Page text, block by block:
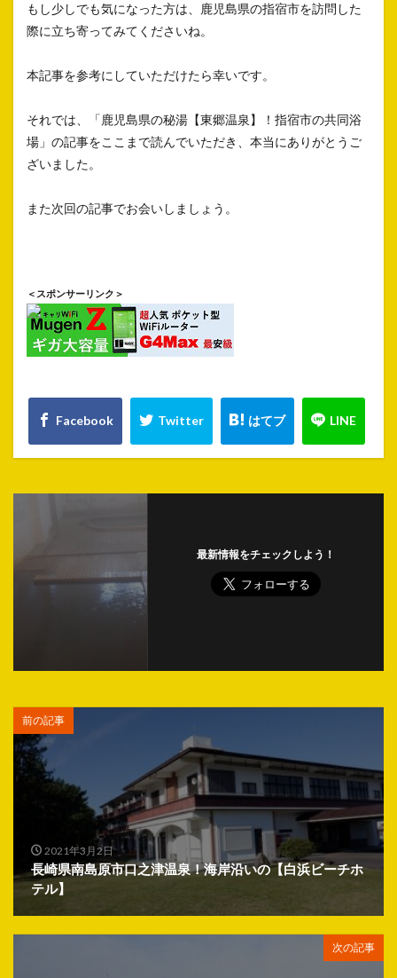
もし少しでも気になった方は、鹿児島県の指宿市を訪問した
際に立ち寄ってみてくださいね。
本記事を参考にしていただけたら幸いです。
それでは、「鹿児島県の秘湯【東郷温泉】！指宿市の共同浴
場」の記事をここまで読んでいただき、本当にありがとうご
ざいました。
また次回の記事でお会いしましょう。
＜スポンサーリンク＞
最新情報をチェックしよう！
前の記事
2021年3月2日
長崎県南島原市口之津温泉！海岸沿いの【白浜ビーチホ
テル】
次の記事